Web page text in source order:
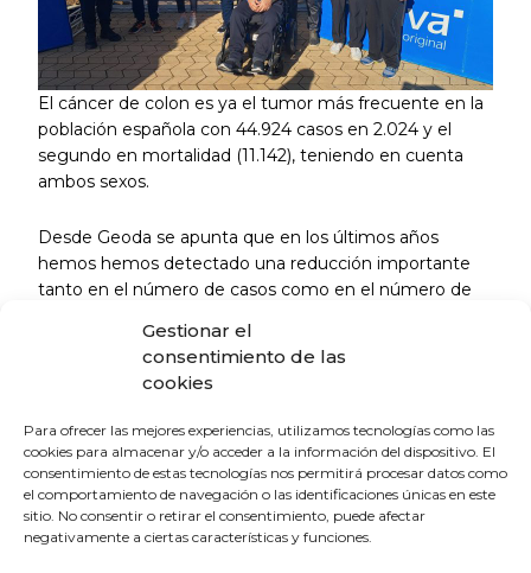
Gestionar el
consentimiento de las
cookies
Para ofrecer las mejores experiencias, utilizamos tecnologías como las
cookies para almacenar y/o acceder a la información del dispositivo. El
consentimiento de estas tecnologías nos permitirá procesar datos como
el comportamiento de navegación o las identificaciones únicas en este
sitio. No consentir o retirar el consentimiento, puede afectar
negativamente a ciertas características y funciones.
El cáncer de colon es ya el tumor más frecuente en la
población española con 44.924 casos en 2.024 y el
segundo en mortalidad (11.142), teniendo en cuenta
ambos sexos.
Desde Geoda se apunta que en los últimos años
hemos hemos detectado una reducción importante
tanto en el número de casos como en el número de
mejoras en el estilo de vida de la población, en los
métodos diagnósticos y en los tratamientos aplicados.
Con esta carrera se quiere promover el ejercicio físico y
la alimentación saludable como medida preventiva
para reducir el riesgo de cáncer de colon en la
población general, así como para mejorar la calidad de
vida de aquellos pacientes que estén en curso de un